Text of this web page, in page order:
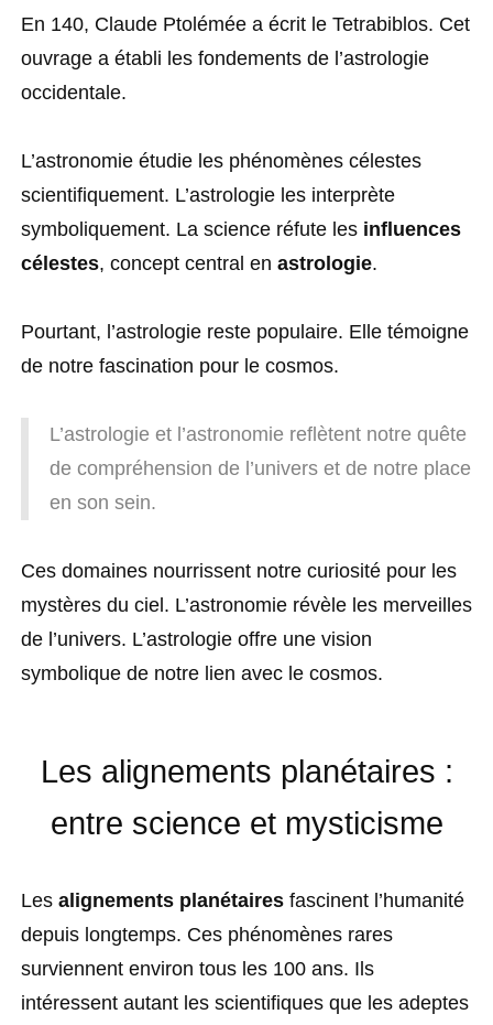
En 140, Claude Ptolémée a écrit le Tetrabiblos. Cet
ouvrage a établi les fondements de l’astrologie
occidentale.
L’astronomie étudie les phénomènes célestes
scientifiquement. L’astrologie les interprète
symboliquement. La science réfute les influences
célestes, concept central en astrologie.
Pourtant, l’astrologie reste populaire. Elle témoigne
de notre fascination pour le cosmos.
L’astrologie et l’astronomie reflètent notre quête
de compréhension de l’univers et de notre place
en son sein.
Ces domaines nourrissent notre curiosité pour les
mystères du ciel. L’astronomie révèle les merveilles
de l’univers. L’astrologie offre une vision
symbolique de notre lien avec le cosmos.
Les alignements planétaires :
entre science et mysticisme
Les alignements planétaires fascinent l’humanité
depuis longtemps. Ces phénomènes rares
surviennent environ tous les 100 ans. Ils
intéressent autant les scientifiques que les adeptes